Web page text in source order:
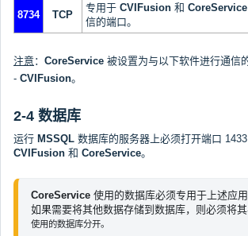
8734 TCP
专用于 CVIFusion 和 CoreService
信的端口。
注意 ： CoreService 被设置为与以下软件进行通信
- CVIFusion。
2-4 数据库
运行 MSSQL 数据库的服务器上必须打开端口
CVIFusion 和 CoreService。
CoreService 使用的数据库必须专用于上述应用
如果需要将其他数据存储到数据库，则必须将
使用的数据库分开。